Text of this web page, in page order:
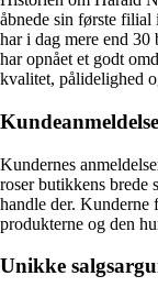
åbnede sin første
har i dag mere end
har opnået et godt
kvalitet, pålidelighed
Kundernes
roser butikkens brede
handle der.
produkterne og den
Unikke